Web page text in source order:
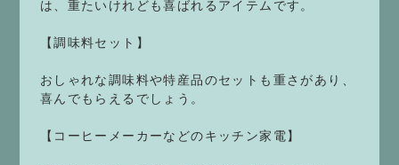
は、重たいけれども喜ばれるアイテムです。
【調味料セット】
おしゃれな調味料や特産品のセットも重さがあり、
喜んでもらえるでしょう。
【コーヒーメーカーなどのキッチン家電】